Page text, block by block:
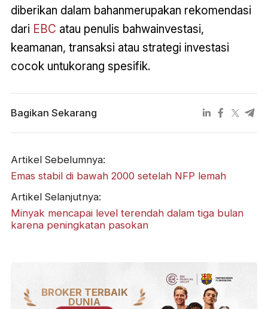
diberikan dalam bahanmerupakan rekomendasi
dari EBC atau penulis bahwainvestasi,
keamanan, transaksi atau strategi investasi
cocok untukorang spesifik.
Bagikan Sekarang
Artikel Sebelumnya:
Emas stabil di bawah 2000 setelah NFP lemah
Artikel Selanjutnya:
Minyak mencapai level terendah dalam tiga bulan
karena peningkatan pasokan
BROKER TERBAIK
DUNIA